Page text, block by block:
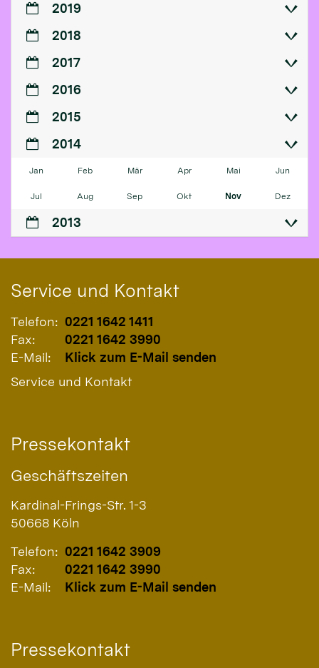
2019
2018
2017
2016
2015
2014
Jan Feb Mär Apr Mai Jun
Jul Aug Sep Okt Nov Dez
2013
Service und Kontakt
Telefon: 0221 1642 1411
Fax:
0221 1642 3990
E-Mail:
Klick zum E-Mail senden
Service und Kontakt
Pressekontakt
Geschäftszeiten
Kardinal-Frings-Str. 1-3
50668 Köln
Telefon: 0221 1642 3909
Fax:
0221 1642 3990
E-Mail:
Klick zum E-Mail senden
Pressekontakt